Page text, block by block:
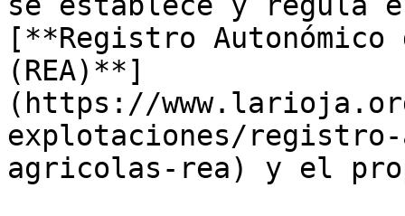
[**Registro
(REA)**]
(https://
explotaciones/registro-
agricolas-rea) y el